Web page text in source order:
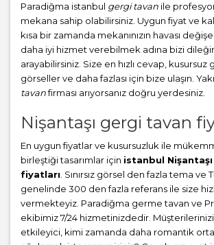
Paradiğma istanbul gergi tavan ile
mekana sahip olabilirsiniz. Uygun fiyat ve
kısa bir zamanda mekanınızın havası
daha iyi hizmet verebilmek adına bizi
arayabilirsiniz. Size en hızlı cevap, kusursuz
görseller ve daha fazlası için bize ulaşın.
tavanfirması arıyorsanız doğru yerdesiniz.
Nişantaşı gergi tavan
En uygun fiyatlar ve kusursuzluk ile
birleştiği tasarımlar için istanbul
fiyatları . Sınırsız görsel den fazla tema ve
genelinde 300 den fazla referans ile size
vermekteyiz. Paradiğma germe tavan ve
ekibimiz 7/24 hizmetinizdedir.
etkileyici, kimi zamanda daha romantik